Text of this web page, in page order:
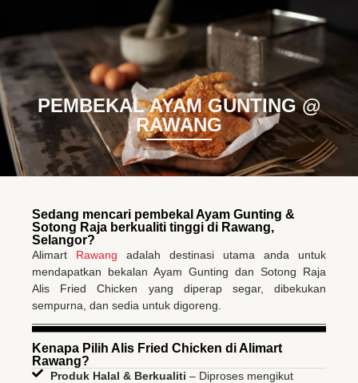
BM EN
PEMBEKAL AYAM GUNTING @
RAWANG
Sedang mencari pembekal Ayam Gunting &
Sotong Raja berkualiti tinggi di Rawang,
Selangor?
Alimart Rawang adalah destinasi utama anda untuk
mendapatkan bekalan Ayam Gunting dan Sotong Raja
Alis Fried Chicken yang diperap segar, dibekukan
sempurna, dan sedia untuk digoreng.
Kenapa Pilih Alis Fried Chicken di Alimart
Rawang?
Produk Halal & Berkualiti – Diproses mengikut